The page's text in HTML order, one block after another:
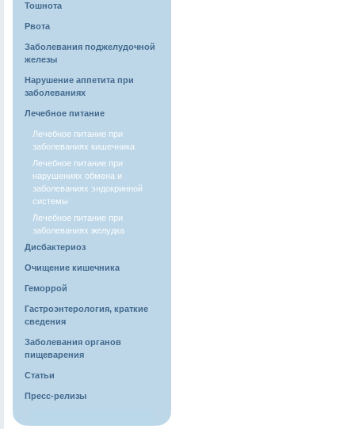
Тошнота
Рвота
Заболевания поджелудочной
железы
Нарушение аппетита при
заболеваниях
Лечебное питание
Лечебное питание при
заболеваниях кишечника
Лечебное питание при
нарушениях обмена и
заболеваниях эндокринной
системы
Лечебное питание при
заболеваниях желудка
Дисбактериоз
Очищение кишечника
Геморрой
Гастроэнтерология, краткие
сведения
Заболевания органов
пищеварения
Статьи
Пресс-релизы